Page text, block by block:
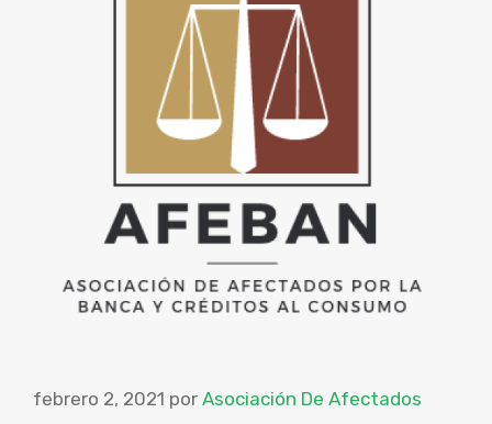
febrero 2, 2021 por Asociación De Afectados